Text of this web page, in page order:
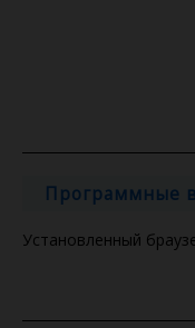
Программные
Установленный